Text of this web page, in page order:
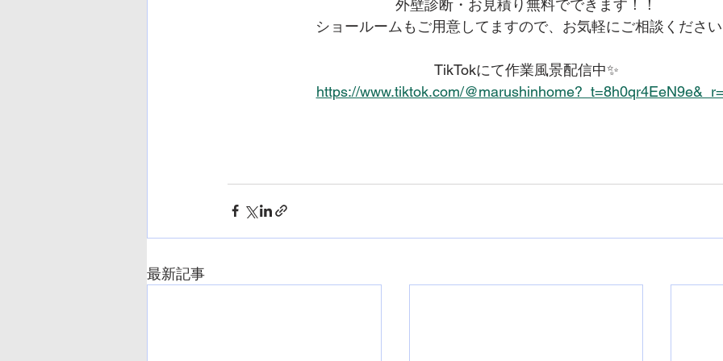
外壁診断・お見積り無料でできます！！
ショールームもご用意してますので、お気軽にご相談ください
TikTokにて作業風景配信中✨
https://www.tiktok.com/
最新記事